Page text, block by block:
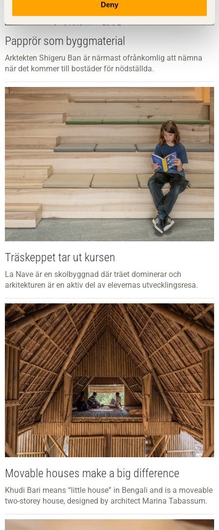
Deny
Papprör som byggmaterial
Arktekten Shigeru Ban är närmast ofrånkomlig att nämna
när det kommer till bostäder för nödställda.
Träskeppet tar ut kursen
La Nave är en skolbyggnad där träet dominerar och
arkitekturen är en aktiv del av elevernas utvecklingsresa.
Movable houses make a big difference
Khudi Bari means “little house” in Bengali and is a moveable
two-storey house, designed by architect Marina Tabassum.